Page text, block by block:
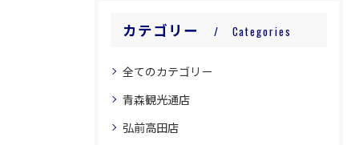
カテゴリー Categories
全てのカテゴリー
青森観光通店
弘前高田店